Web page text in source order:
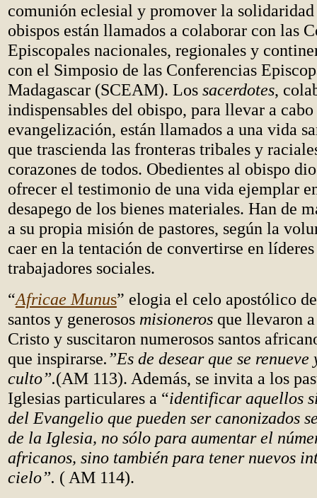
comunión eclesial y promover la
obispos están llamados a colaborar con las
Episcopales nacionales, regionales y
con el Simposio de las Conferencias
Madagascar (SCEAM). Los sacerdotes,
indispensables del obispo, para llevar a
evangelización, están llamados a una vida
que trascienda las fronteras tribales y
corazones de todos. Obedientes al obispo
ofrecer el testimonio de una vida ejemplar
desapego de los bienes materiales. Han de
a su propia misión de pastores, según la
caer en la tentación de convertirse en
trabajadores sociales.
“Africae Munus” elogia el celo apostólico
santos y generosos misioneros que llevaron
Cristo y suscitaron numerosos santos
que inspirarse.”Es de desear que se renueve
culto”.(AM 113). Además, se invita a los
Iglesias particulares a “identificar aquellos
del Evangelio que pueden ser canonizados
de la Iglesia, no sólo para aumentar el
africanos, sino también para tener nuevos
cielo”. ( AM 114).